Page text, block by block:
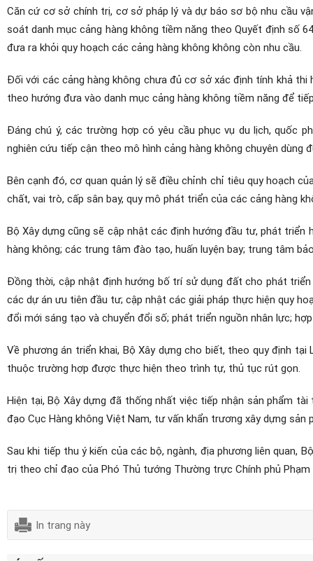
Căn cứ cơ sở chính trị, cơ sở pháp lý và dự báo sơ bộ nhu cầu
soát danh mục cảng hàng không tiềm năng theo Quyết định số
đưa ra khỏi quy hoạch các cảng hàng không không còn nhu cầu.
Đối với các cảng hàng không chưa đủ cơ sở xác định tính khả
theo hướng đưa vào danh mục cảng hàng không tiềm năng để
Đáng chú ý, các trường hợp có yêu cầu phục vụ du lịch, quốc
nghiên cứu tiếp cận theo mô hình cảng hàng không chuyên dùng
Bên cạnh đó, cơ quan quản lý sẽ điều chỉnh chỉ tiêu quy hoạch
chất, vai trò, cấp sân bay, quy mô phát triển của các cảng hàng
Bộ Xây dựng cũng sẽ cập nhật các định hướng đầu tư, phát
hàng không; các trung tâm đào tạo, huấn luyện bay; trung tâm
Đồng thời, cập nhật định hướng bố trí sử dụng đất cho phát
các dự án ưu tiên đầu tư; cập nhật các giải pháp thực hiện quy
đổi mới sáng tạo và chuyển đổi số; phát triển nguồn nhân lực;
Về phương án triển khai, Bộ Xây dựng cho biết, theo quy định
thuộc trường hợp được thực hiện theo trình tự, thủ tục rút gọn.
Hiện tại, Bộ Xây dựng đã thống nhất việc tiếp nhận sản phẩm
đạo Cục Hàng không Việt Nam, tư vấn khẩn trương xây dựng
Sau khi tiếp thu ý kiến của các bộ, ngành, địa phương liên quan,
trị theo chỉ đạo của Phó Thủ tướng Thường trực Chính phủ
In trang này